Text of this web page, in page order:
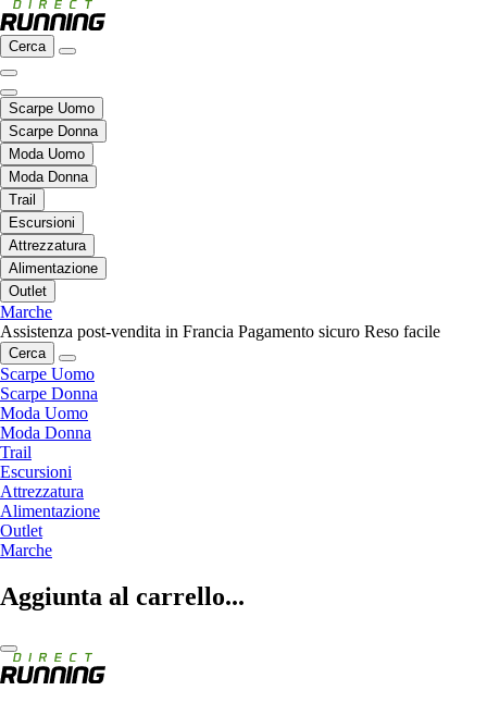
Cerca
Scarpe Uomo
Scarpe Donna
Moda Uomo
Moda Donna
Trail
Escursioni
Attrezzatura
Alimentazione
Outlet
Marche
Assistenza post-vendita in Francia Pagamento sicuro Reso facile
Cerca
Scarpe Uomo
Scarpe Donna
Moda Uomo
Moda Donna
Trail
Escursioni
Attrezzatura
Alimentazione
Outlet
Marche
Aggiunta al carrello...